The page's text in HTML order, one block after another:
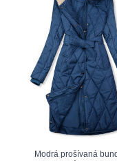
Modrá prošívaná